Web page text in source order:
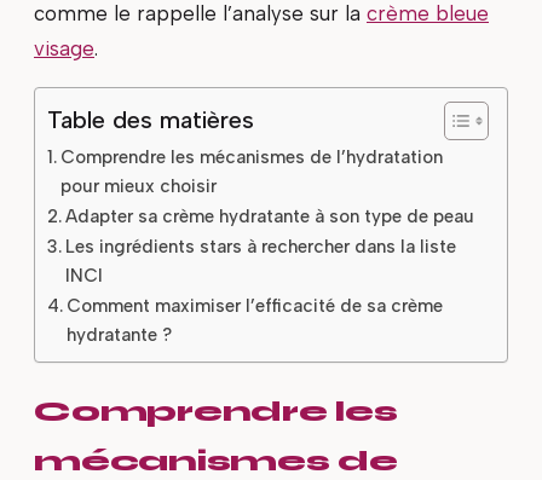
comme le rappelle l’analyse sur la crème bleue
visage.
Table des matières
Comprendre les mécanismes de l’hydratation
pour mieux choisir
Adapter sa crème hydratante à son type de peau
Les ingrédients stars à rechercher dans la liste
INCI
Comment maximiser l’efficacité de sa crème
hydratante ?
Comprendre les
mécanismes de